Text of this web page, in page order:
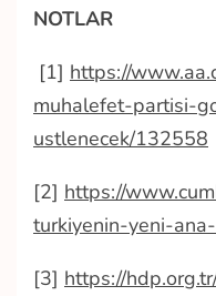
NOTLAR
[1] https://
muhalefet-partisi-
ustlenecek/132558
[2] https://
turkiyenin-yeni-
[3] https://